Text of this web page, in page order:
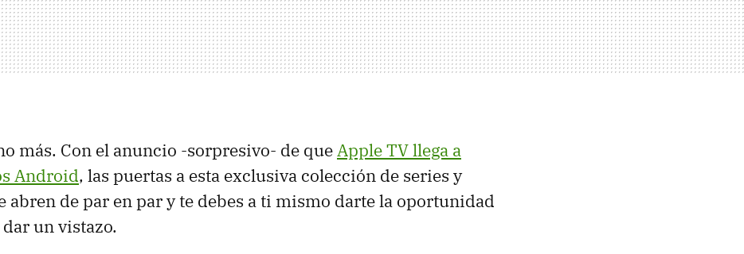
más. Con el anuncio -sorpresivo- de queApple TV llega a
Android, las puertas a esta exclusiva colección de series y
abren de par en par y te debes a ti mismo darte la oportunidad
un vistazo.